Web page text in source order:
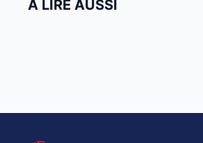
À LIRE AUSSI